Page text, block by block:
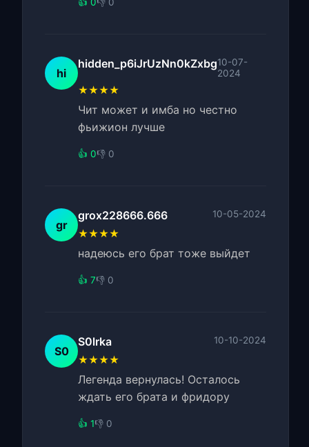
hi
hidden_p6iJrUzNn0kZxbg10-07-
2024
★★★★
Чит может и имба но честно
фьижион лучше
👍 0👎 0
gr
grox228666.666 10-05-2024
★★★★
надеюсь его брат тоже выйдет
👍 7👎 0
S0
S0lrka 10-10-2024
★★★★
Легенда вернулась! Осталось
ждать его брата и фридору
👍 1👎 0